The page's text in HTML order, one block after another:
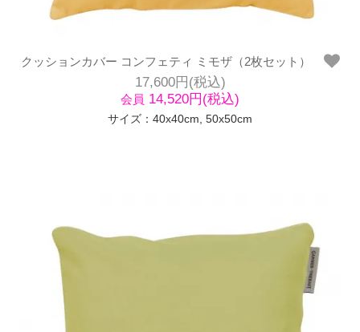
クッションカバー コンフェティ ミモザ（2枚セット）
17,600円(税込)
会員 14,520円(税込)
サイズ：40x40cm, 50x50cm